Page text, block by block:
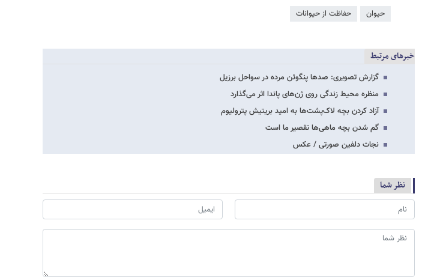
حیوان حفاظت از حیوانات
خبرهای مرتبط
گزارش تصویری: صدها پنگوئن مرده در سواحل برزیل
منظره محیط زندگی روی ژن‌های پاندا اثر می‌گذارد
آزاد کردن بچه‌ لاک‌پشت‌ها به امید بریتیش پترولیوم
گم شدن بچه ماهی‌ها تقصیر ما است
نجات دلفین صورتی / عکس
نظر شما